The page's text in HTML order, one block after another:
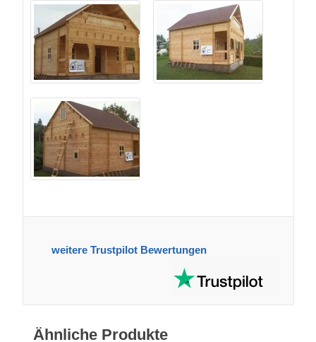
weitere Trustpilot Bewertungen
Ähnliche Produkte